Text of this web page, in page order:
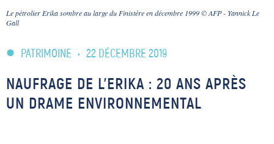
Le pétrolier Erika sombre au large du Finistère en décembre 1999 © AFP - Yannick Le
Gall
PATRIMOINE • 22 DÉCEMBRE 2019
NAUFRAGE DE L’ERIKA : 20 ANS APRÈS
UN DRAME ENVIRONNEMENTAL